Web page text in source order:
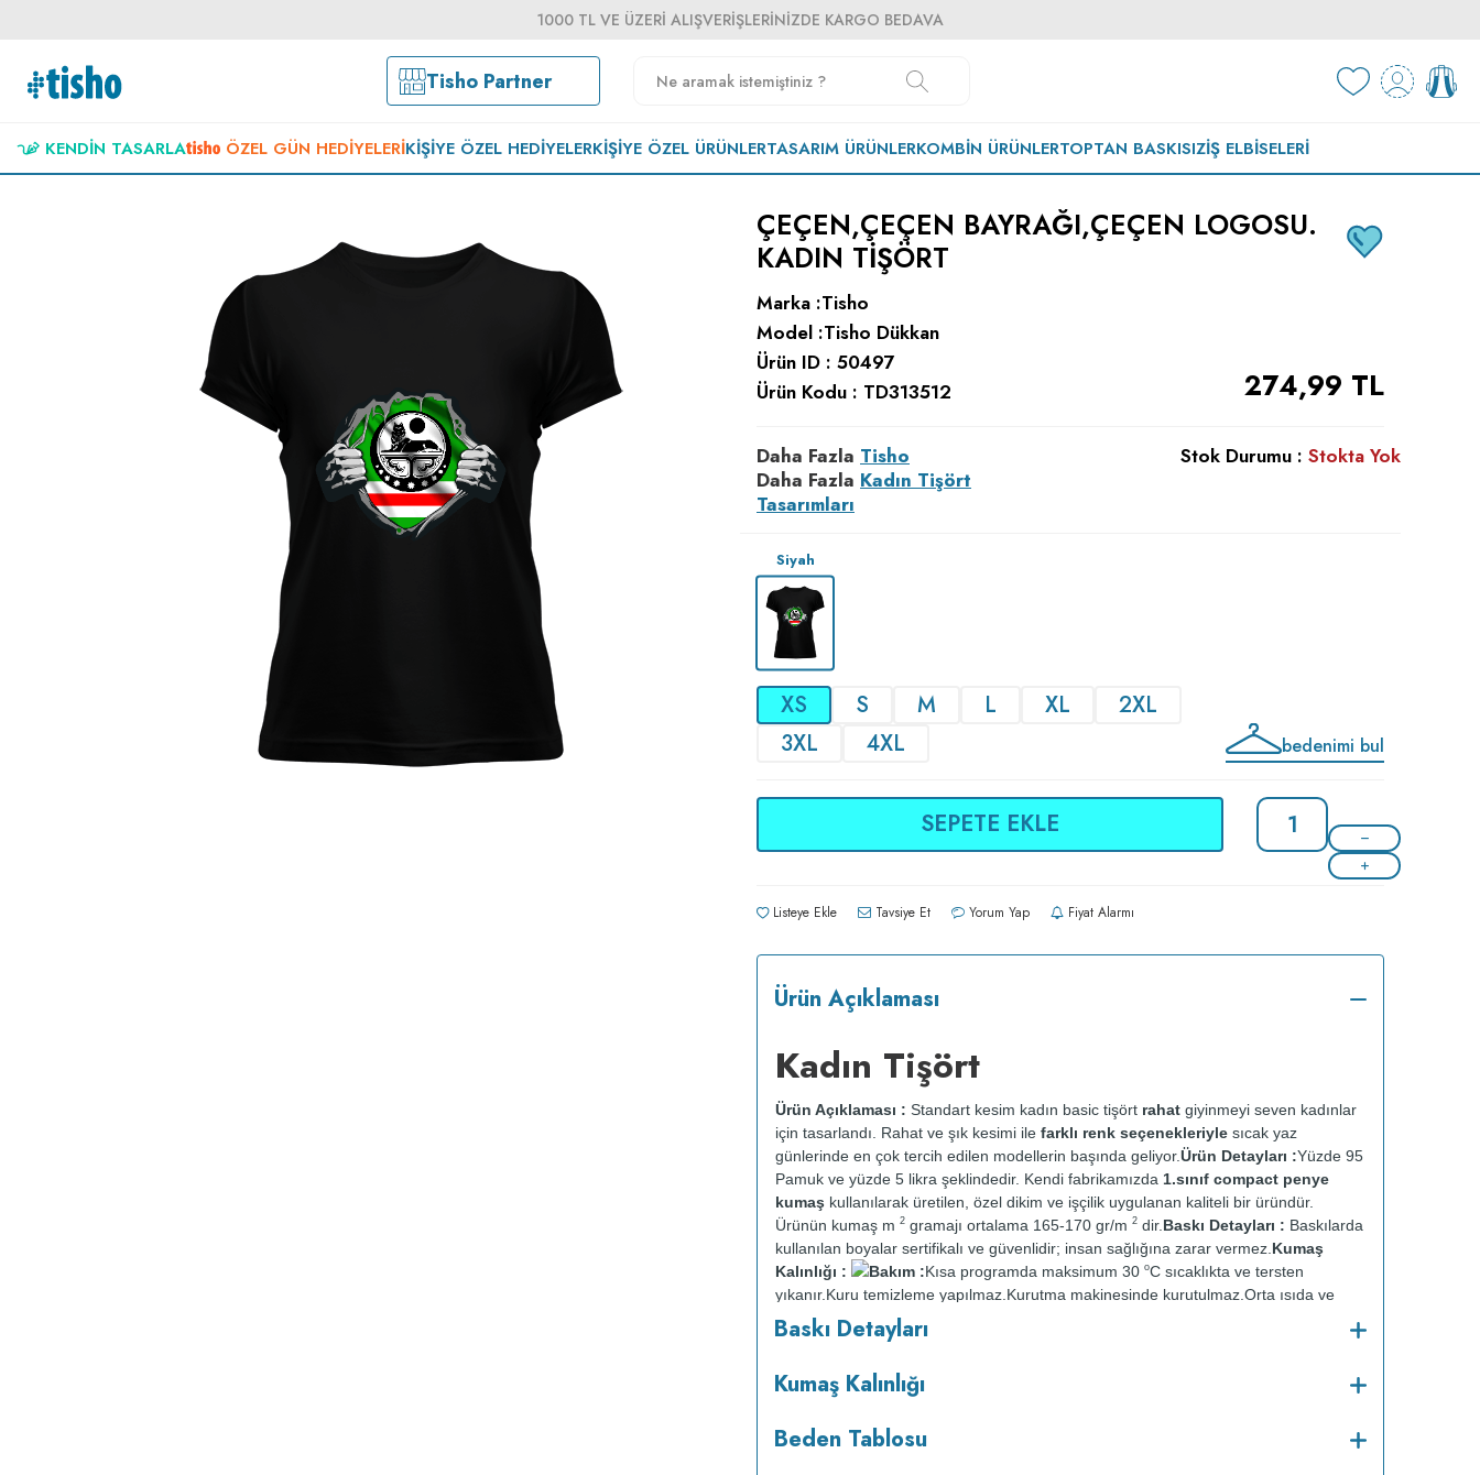
1000 TL VE ÜZERI ALIŞVERIŞLERINIZDE KARGO BEDAVA
Tisho Partner
KENDIN TASARLA ÖZEL GÜN HEDIYELERIKIŞIYE ÖZEL HEDIYELERKIŞIYE ÖZEL ÜRÜNLERTASARIM ÜRÜNLERKOMBIN ÜRÜNLERTOPTAN BASKISIZİŞ ELBISELERI
ÇEÇEN,ÇEÇEN BAYRAĞI,ÇEÇEN LOGOSU.
KADIN TIŞÖRT
Marka :Tisho
Model :Tisho Dükkan
Ürün ID : 50497
Ürün Kodu : TD313512 274,99 TL
Daha Fazla Tisho
Daha Fazla Kadın Tişört
Tasarımları
Stok Durumu : Stokta Yok
Siyah
XS S M L XL
2XL
3XL
4XL bedenimi bul
SEPETE EKLE
Listeye Ekle Tavsiye Et Yorum Yap Fiyat Alarmı
Ürün Açıklaması
Kadın Tişört
Ürün Açıklaması : Standart kesim kadın basic tişört rahat giyinmeyi seven kadınlar
için tasarlandı. Rahat ve şık kesimi ile farklı renk seçenekleriyle sıcak yaz
günlerinde en çok tercih edilen modellerin başında geliyor.Ürün Detayları :Yüzde 95
Pamuk ve yüzde 5 likra şeklindedir. Kendi fabrikamızda 1.sınıf compact penye
kumaş kullanılarak üretilen, özel dikim ve işçilik uygulanan kaliteli bir üründür.
Ürünün kumaş m 2 gramajı ortalama 165-170 gr/m 2 dir. Baskı Detayları : Baskılarda
kullanılan boyalar sertifikalı ve güvenlidir; insan sağlığına zarar vermez. Kumaş
Kalınlığı :
Bakım :Kısa programda maksimum 30 oC sıcaklıkta ve tersten
yıkanır. Kuru temizleme yapılmaz. Kurutma makinesinde kurutulmaz. Orta ısıda ve
Baskı Detayları
Kumaş Kalınlığı
Beden Tablosu